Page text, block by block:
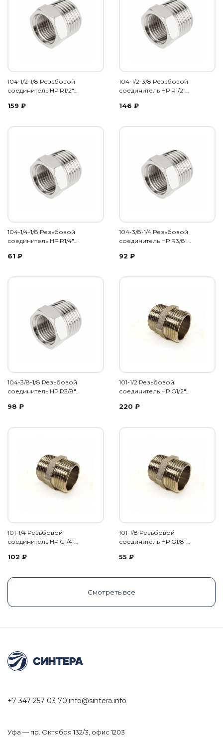
104-1/2-1/8 Резьбовой
соединитель НР R1/2"…
159 ₽
104-1/2-3/8 Резьбовой
соединитель НР R1/2"…
146 ₽
104-1/4-1/8 Резьбовой
соединитель НР R1/4"…
61 ₽
104-3/8-1/4 Резьбовой
соединитель НР R3/8"…
92 ₽
104-3/8-1/8 Резьбовой
соединитель НР R3/8"…
98 ₽
101-1/2 Резьбовой
соединитель НР G1/2"…
220 ₽
101-1/4 Резьбовой
соединитель НР G1/4"…
102 ₽
101-1/8 Резьбовой
соединитель НР G1/8"…
55 ₽
Смотреть все
+7 347 257 03 70 info@sintera.info
Уфа — пр. Октября 132/3, офис 1203